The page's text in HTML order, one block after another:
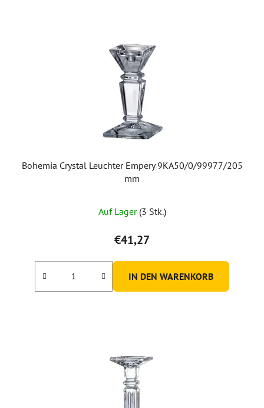
Bohemia Crystal Leuchter Empery 9KA50/0/99977/205
mm
durchschnittliche
Produktbewertung
ist
3,0
von
Auf Lager (3 Stk.)
€41,27
IN DEN WARENKORB